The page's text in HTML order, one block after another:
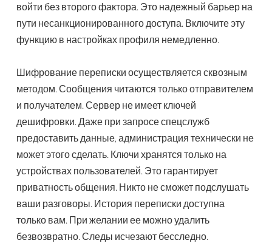
войти без второго фактора. Это надежный барьер на
пути несанкционированного доступа. Включите эту
функцию в настройках профиля немедленно.
Шифрование переписки осуществляется сквозным
методом. Сообщения читаются только отправителем
и получателем. Сервер не имеет ключей
дешифровки. Даже при запросе спецслужб
предоставить данные, администрация технически не
может этого сделать. Ключи хранятся только на
устройствах пользователей. Это гарантирует
приватность общения. Никто не сможет подслушать
ваши разговоры. История переписки доступна
только вам. При желании ее можно удалить
безвозвратно. Следы исчезают бесследно.